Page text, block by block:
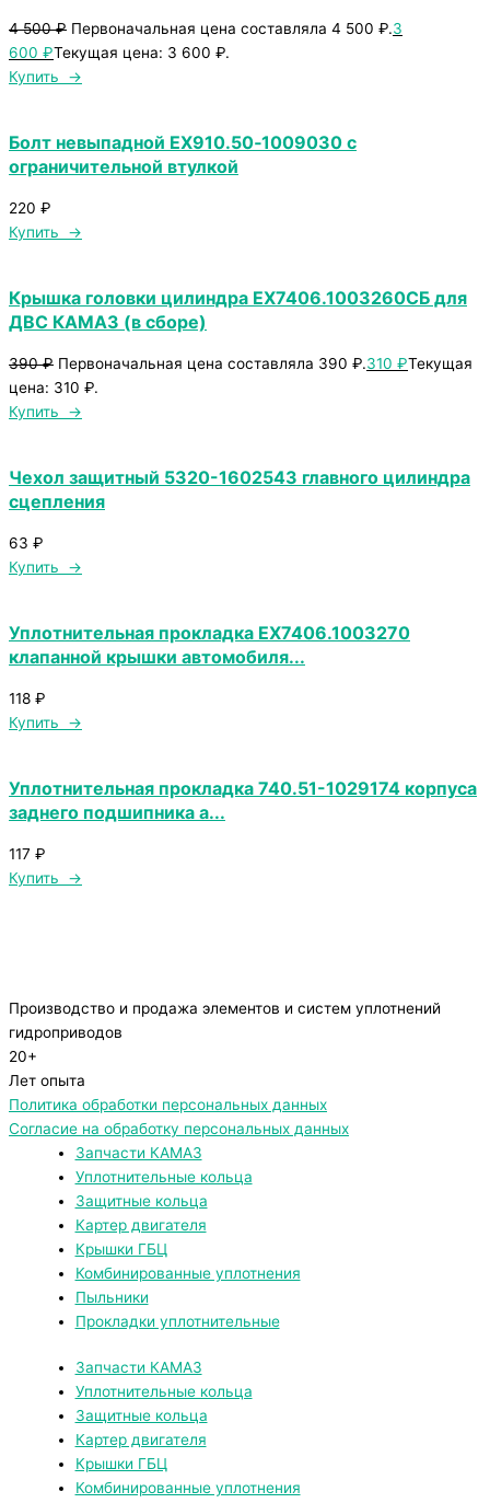
4 500₽ Первоначальная цена составляла 4 500 ₽.3
600 ₽Текущая цена: 3 600 ₽.
Купить →
Болт невыпадной ЕХ910.50‑1009030 с
ограничительной втулкой
220 ₽
Купить →
Крышка головки цилиндра ЕХ7406.1003260СБ для
ДВС КАМАЗ (в сборе)
390₽ Первоначальная цена составляла 390 ₽.310 ₽Текущая
цена: 310 ₽.
Купить →
Чехол защитный 5320-1602543 главного цилиндра
сцепления
63 ₽
Купить →
Уплотнительная прокладка ЕХ7406.1003270
клапанной крышки автомобиля...
118 ₽
Купить →
Уплотнительная прокладка 740.51-1029174 корпуса
заднего подшипника а...
117 ₽
Купить →
Производство и продажа элементов и систем уплотнений
гидроприводов
20+
Лет опыта
Политика обработки персональных данных
Согласие на обработку персональных данных
Запчасти КАМАЗ
Уплотнительные кольца
Защитные кольца
Картер двигателя
Крышки ГБЦ
Комбинированные уплотнения
Пыльники
Прокладки уплотнительные
Запчасти КАМАЗ
Уплотнительные кольца
Защитные кольца
Картер двигателя
Крышки ГБЦ
Комбинированные уплотнения